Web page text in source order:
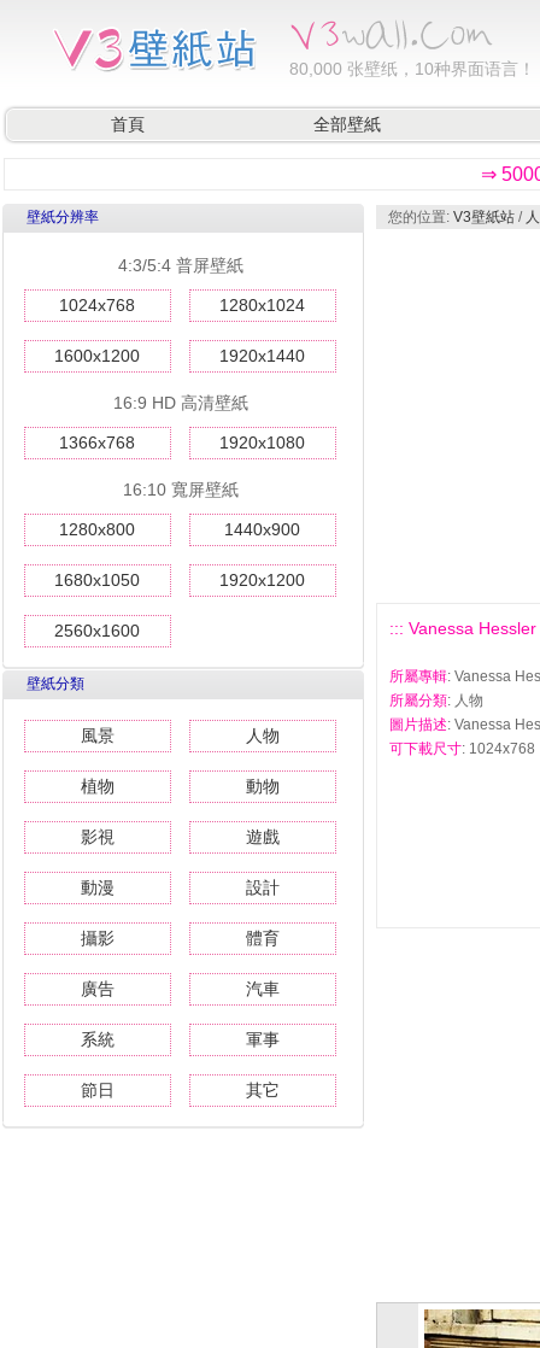
80,000 张壁纸，10种界面语言！
首頁 全部壁紙
⇒
壁紙分辨率
4:3/5:4 普屏壁紙
1024x768 1280x1024
1600x1200 1920x1440
16:9 HD 高清壁紙
1366x768 1920x1080
16:10 寬屏壁紙
1280x800 1440x900
1680x1050 1920x1200
2560x1600
壁紙分類
風景 人物
植物 動物
影視 遊戲
動漫 設計
攝影 體育
廣告 汽車
系統 軍事
節日 其它
您的位置: V3壁紙站 /
::: Vanessa
所屬專輯: Vanessa
所屬分類: 人物
圖片描述: Vanessa
可下載尺寸: